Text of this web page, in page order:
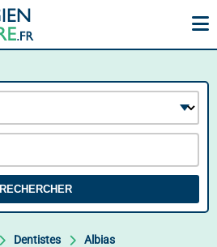
RECHERCHER
Dentistes Albias